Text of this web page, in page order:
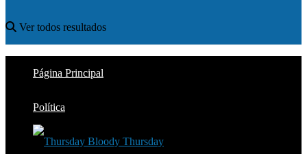
Ver todos resultados
Página Principal
Política